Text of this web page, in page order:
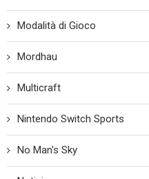
Modalità di Gioco
Mordhau
Multicraft
Nintendo Switch Sports
No Man's Sky